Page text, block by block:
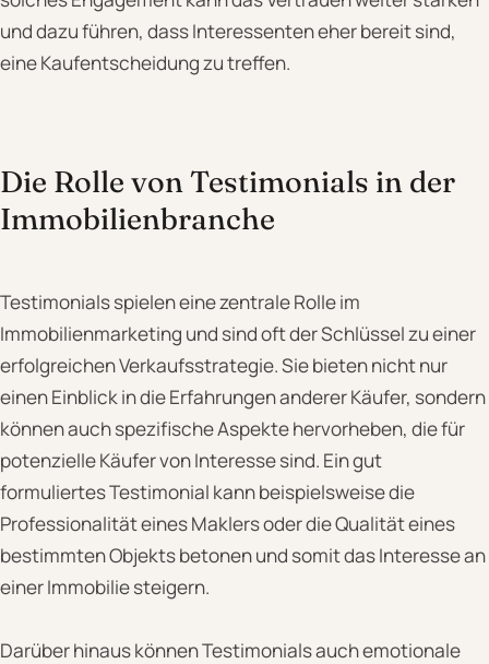
und dazu führen, dass Interessenten eher bereit sind,
eine Kaufentscheidung zu treffen.
Die Rolle von Testimonials in der
Immobilienbranche
Testimonials spielen eine zentrale Rolle im
Immobilienmarketing und sind oft der Schlüssel zu einer
erfolgreichen Verkaufsstrategie. Sie bieten nicht nur
einen Einblick in die Erfahrungen anderer Käufer, sondern
können auch spezifische Aspekte hervorheben, die für
potenzielle Käufer von Interesse sind. Ein gut
formuliertes Testimonial kann beispielsweise die
Professionalität eines Maklers oder die Qualität eines
bestimmten Objekts betonen und somit das Interesse an
einer Immobilie steigern.
Darüber hinaus können Testimonials auch emotionale